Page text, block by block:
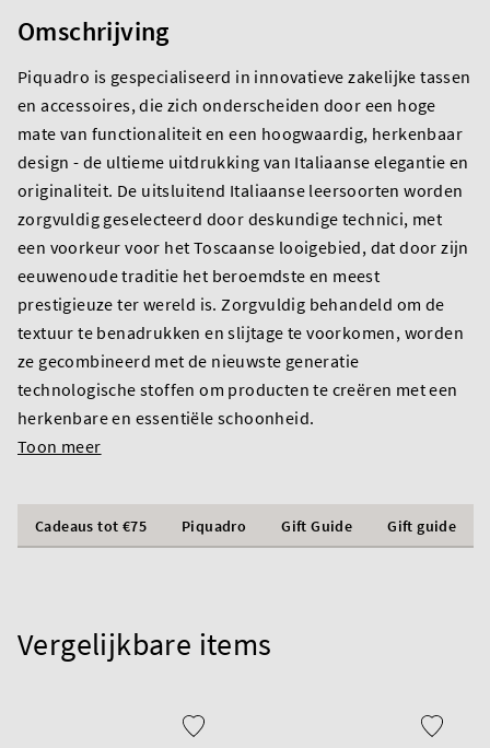
Omschrijving
Piquadro is gespecialiseerd in innovatieve zakelijke tassen
en accessoires, die zich onderscheiden door een hoge
mate van functionaliteit en een hoogwaardig, herkenbaar
design - de ultieme uitdrukking van Italiaanse elegantie en
originaliteit. De uitsluitend Italiaanse leersoorten worden
zorgvuldig geselecteerd door deskundige technici, met
een voorkeur voor het Toscaanse looigebied, dat door zijn
eeuwenoude traditie het beroemdste en meest
prestigieuze ter wereld is. Zorgvuldig behandeld om de
textuur te benadrukken en slijtage te voorkomen, worden
ze gecombineerd met de nieuwste generatie
technologische stoffen om producten te creëren met een
herkenbare en essentiële schoonheid.
Toon meer
Cadeaus tot €75 Piquadro Gift Guide Gift guide
Vergelijkbare items